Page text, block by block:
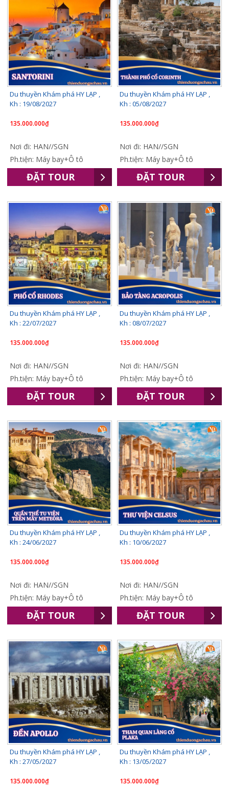
Du thuyền Khám phá HY LẠP ,
Kh : 19/08/2027
135.000.000₫
Nơi đi: HAN//SGN
Ph.tiện: Máy bay+Ô tô
ĐẶT TOUR
Du thuyền Khám phá HY LẠP ,
Kh : 05/08/2027
135.000.000₫
Nơi đi: HAN//SGN
Ph.tiện: Máy bay+Ô tô
ĐẶT TOUR
Du thuyền Khám phá HY LẠP ,
Kh : 22/07/2027
135.000.000₫
Nơi đi: HAN//SGN
Ph.tiện: Máy bay+Ô tô
ĐẶT TOUR
Du thuyền Khám phá HY LẠP ,
Kh : 08/07/2027
135.000.000₫
Nơi đi: HAN//SGN
Ph.tiện: Máy bay+Ô tô
ĐẶT TOUR
Du thuyền Khám phá HY LẠP ,
Kh : 24/06/2027
135.000.000₫
Nơi đi: HAN//SGN
Ph.tiện: Máy bay+Ô tô
ĐẶT TOUR
Du thuyền Khám phá HY LẠP ,
Kh : 10/06/2027
135.000.000₫
Nơi đi: HAN//SGN
Ph.tiện: Máy bay+Ô tô
ĐẶT TOUR
Du thuyền Khám phá HY LẠP ,
Kh : 27/05/2027
135.000.000₫
Du thuyền Khám phá HY LẠP ,
Kh : 13/05/2027
135.000.000₫